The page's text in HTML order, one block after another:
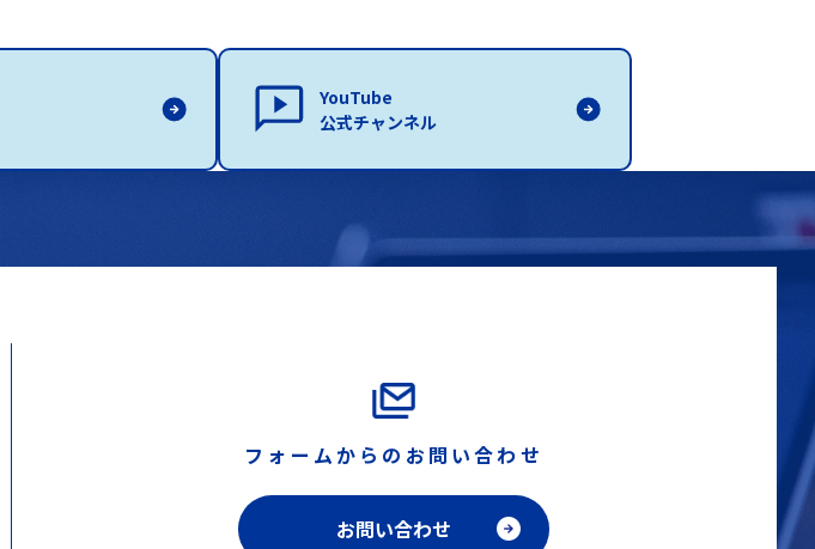
YouTube
公式チャンネル
フォームからのお問い合わせ
お問い合わせ